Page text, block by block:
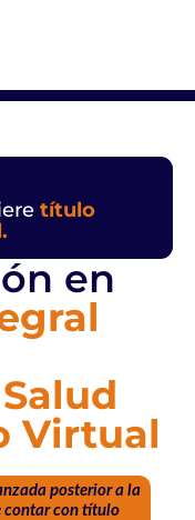
título
en
Virtual
posterior a la
contar con título